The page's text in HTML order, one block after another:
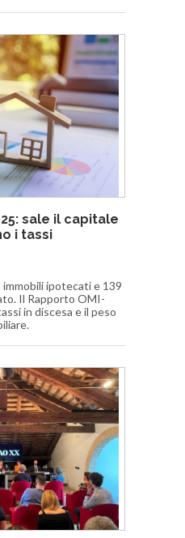
sale il capitale
i tassi
immobili ipotecati e 139
Il Rapporto OMI-
in discesa e il peso